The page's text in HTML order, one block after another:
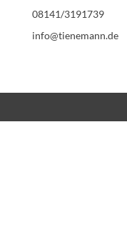
08141/3191739
info@tienemann.de